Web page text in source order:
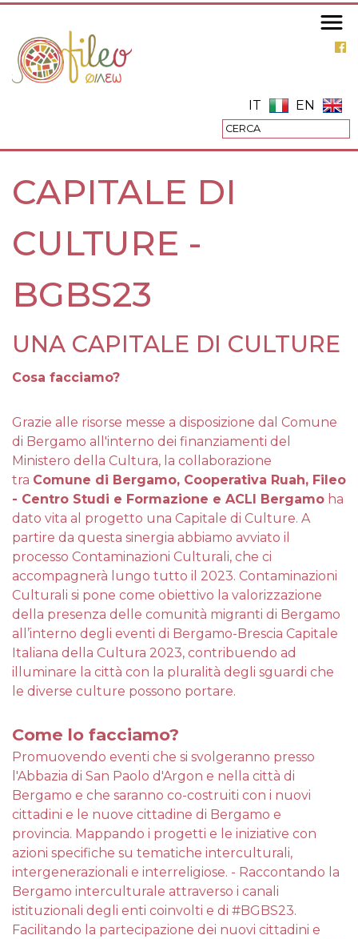
IT EN
CAPITALE DI
CULTURE -
BGBS23
UNA CAPITALE DI CULTURE
Cosa facciamo?
Grazie alle risorse messe a disposizione dal Comune
di Bergamo all'interno dei finanziamenti del
Ministero della Cultura, la collaborazione
tra Comune di Bergamo, Cooperativa Ruah, Fileo
- Centro Studi e Formazione e ACLI Bergamo ha
dato vita al progetto una Capitale di Culture. A
partire da questa sinergia abbiamo avviato il
processo Contaminazioni Culturali, che ci
accompagnerà lungo tutto il 2023. Contaminazioni
Culturali si pone come obiettivo la valorizzazione
della presenza delle comunità migranti di Bergamo
all’interno degli eventi di Bergamo-Brescia Capitale
Italiana della Cultura 2023, contribuendo ad
illuminare la città con la pluralità degli sguardi che
le diverse culture possono portare.
Come lo facciamo?
Promuovendo eventi che si svolgeranno presso
l'Abbazia di San Paolo d'Argon e nella città di
Bergamo e che saranno co-costruiti con i nuovi
cittadini e le nuove cittadine di Bergamo e
provincia. Mappando i progetti e le iniziative con
azioni specifiche su tematiche interculturali,
intergenerazionali e interreligiose. - Raccontando la
Bergamo interculturale attraverso i canali
istituzionali degli enti coinvolti e di #BGBS23.
Facilitando la partecipazione dei nuovi cittadini e